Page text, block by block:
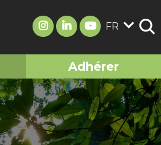
FR
Adhérer